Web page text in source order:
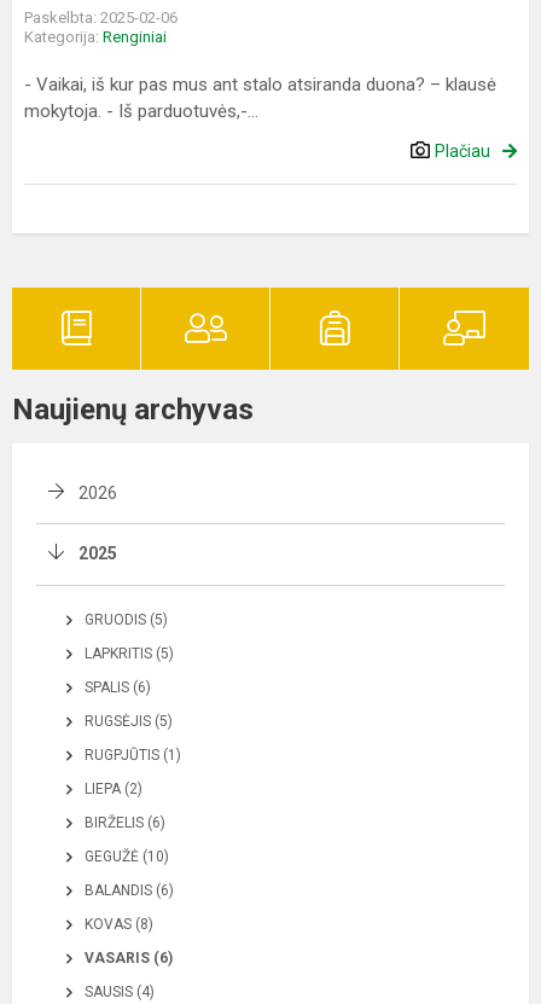
Paskelbta: 2025-02-06
Kategorija: Renginiai
- Vaikai, iš kur pas mus ant stalo atsiranda duona? – klausė
mokytoja. - Iš parduotuvės,-...
Plačiau
Naujienų archyvas
2026
2025
GRUODIS (5)
LAPKRITIS (5)
SPALIS (6)
RUGSĖJIS (5)
RUGPJŪTIS (1)
LIEPA (2)
BIRŽELIS (6)
GEGUŽĖ (10)
BALANDIS (6)
KOVAS (8)
VASARIS (6)
SAUSIS (4)